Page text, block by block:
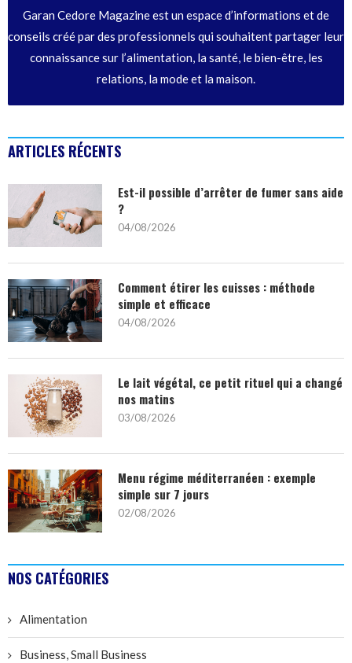
Garan Cedore Magazine est un espace d’informations et de
conseils créé par des professionnels qui souhaitent partager leur
connaissance sur l’alimentation, la santé, le bien-être, les
relations, la mode et la maison.
ARTICLES RÉCENTS
Est-il possible d’arrêter de fumer sans aide
?
04/08/2026
Comment étirer les cuisses : méthode
simple et efficace
04/08/2026
Le lait végétal, ce petit rituel qui a changé
nos matins
03/08/2026
Menu régime méditerranéen : exemple
simple sur 7 jours
02/08/2026
NOS CATÉGORIES
Alimentation
Business, Small Business